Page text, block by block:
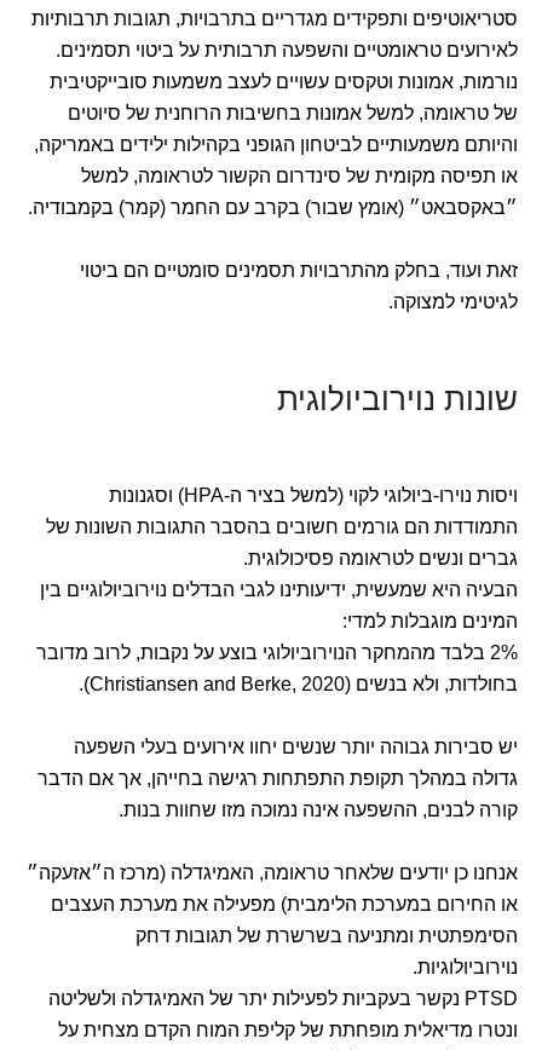
סטריאוטיפים ותפקידים מגדריים בתרבויות, תגובות תרבותיות
לאירועים טראומטיים והשפעה תרבותית על ביטוי תסמינים.
נורמות, אמונות וטקסים עשויים לעצב משמעות סובייקטיבית
של טראומה, למשל אמונות בחשיבות הרוחנית של סיוטים
והיותם משמעותיים לביטחון הגופני בקהילות ילידים באמריקה,
או תפיסה מקומית של סינדרום הקשור לטראומה, למשל
״באקסבאט״ (אומץ שבור) בקרב עם החמר (קמר) בקמבודיה.
זאת ועוד, בחלק מהתרבויות תסמינים סומטיים הם ביטוי
לגיטימי למצוקה.
שונות נוירוביולוגית
ויסות נוירו-ביולוגי לקוי (למשל בציר ה-HPA) וסגנונות
התמודדות הם גורמים חשובים בהסבר התגובות השונות של
גברים ונשים לטראומה פסיכולוגית.
הבעיה היא שמעשית, ידיעותינו לגבי הבדלים נוירוביולוגיים בין
המינים מוגבלות למדי:
2% בלבד מהמחקר הנוירוביולוגי בוצע על נקבות, לרוב מדובר
בחולדות, ולא בנשים (Christiansen and Berke, 2020).
יש סבירות גבוהה יותר שנשים יחוו אירועים בעלי השפעה
גדולה במהלך תקופת התפתחות רגישה בחייהן, אך אם הדבר
קורה לבנים, ההשפעה אינה נמוכה מזו שחוות בנות.
אנחנו כן יודעים שלאחר טראומה, האמיגדלה (מרכז ה״אזעקה״
או החירום במערכת הלימבית) מפעילה את מערכת העצבים
הסימפתטית ומתניעה בשרשרת של תגובות דחק
נוירוביולוגיות.
PTSD נקשר בעקביות לפעילות יתר של האמיגדלה ולשליטה
ונטרו מדיאלית מופחתת של קליפת המוח הקדם מצחית על